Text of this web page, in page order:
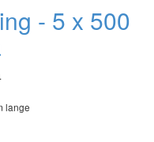
- 5 x 500
lange